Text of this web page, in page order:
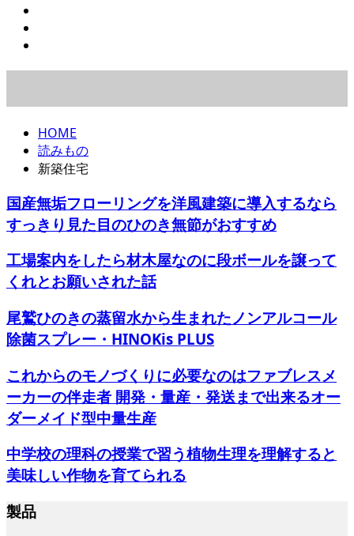
HOME
読みもの
新築住宅
国産無垢フローリングを洋風建築に導入するなら
すっきり見た目のひのき無節がおすすめ
工場案内をしたら材木屋なのに段ボールを譲って
くれとお願いされた話
尾鷲ひのきの蒸留水から生まれたノンアルコール
除菌スプレー・HINOKis PLUS
これからのモノづくりに必要なのはファブレスメ
ーカーの伴走者 開発・量産・発送まで出来るオー
ダーメイド型中量生産
中学校の理科の授業で習う植物生理を理解すると
美味しい作物を育てられる
製品